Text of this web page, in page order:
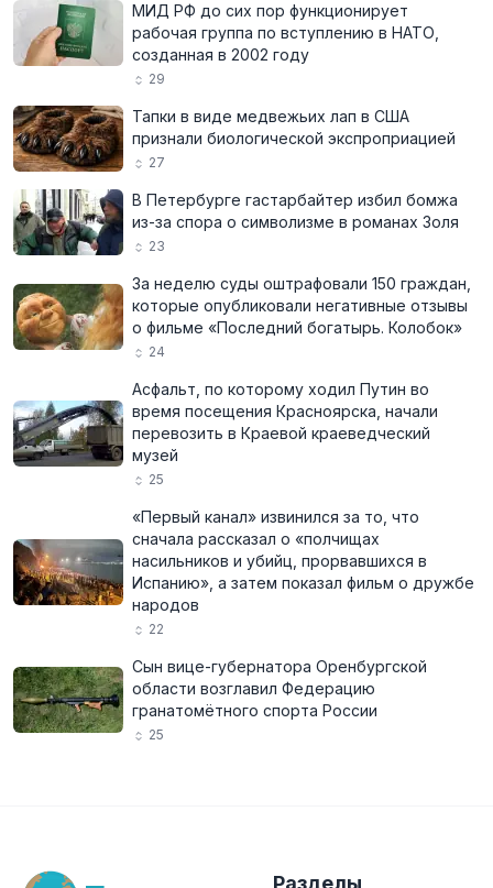
МИД РФ до сих пор функционирует
рабочая группа по вступлению в НАТО,
созданная в 2002 году
29
Тапки в виде медвежьих лап в США
признали биологической экспроприацией
27
В Петербурге гастарбайтер избил бомжа
из-за спора о символизме в романах Золя
23
За неделю суды оштрафовали 150 граждан,
которые опубликовали негативные отзывы
о фильме «Последний богатырь. Колобок»
24
Асфальт, по которому ходил Путин во
время посещения Красноярска, начали
перевозить в Краевой краеведческий
музей
25
«Первый канал» извинился за то, что
сначала рассказал о «полчищах
насильников и убийц, прорвавшихся в
Испанию», а затем показал фильм о дружбе
народов
22
Сын вице-губернатора Оренбургской
области возглавил Федерацию
гранатомётного спорта России
25
Разделы